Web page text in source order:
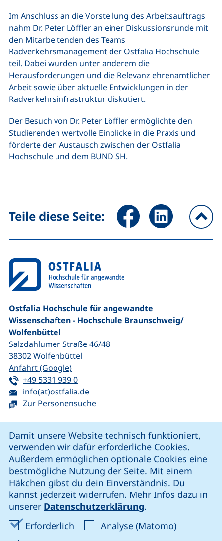
Damit unsere Website technisch funktioniert,
verwenden wir dafür erforderliche Cookies.
Außerdem ermöglichen optionale Cookies eine
bestmögliche Nutzung der Seite. Mit einem
Häkchen gibst du dein Einverständnis. Du
kannst jederzeit widerrufen. Mehr Infos dazu in
unserer Datenschutzerklärung.
Erforderlich Erforderliche Cookies akzeptieren
Analyse (Matomo)Analyse-
Im Anschluss an die Vorstellung des Arbeitsauftrags
nahm Dr. Peter Löffler an einer Diskussionsrunde mit
den Mitarbeitenden des Teams
Radverkehrsmanagement der Ostfalia Hochschule
teil. Dabei wurden unter anderem die
Herausforderungen und die Relevanz ehrenamtlicher
Arbeit sowie über aktuelle Entwicklungen in der
Radverkehrsinfrastruktur diskutiert.
Der Besuch von Dr. Peter Löffler ermöglichte den
Studierenden wertvolle Einblicke in die Praxis und
förderte den Austausch zwischen der Ostfalia
Hochschule und dem BUND SH.
Teile diese Seite: Seite über Facebook teilen
Seite über
Ostfalia Hochschule für angewandte
Wissenschaften - Hochschule Braunschweig/​
Wolfenbüttel
Salzdahlumer Straße 46/48
38302Wolfenbüttel
Anfahrt (Google)(externer Link, öffnet neues Fenster)
Tel:
+49 5331 939 0(startet einen Telefonanruf, wenn Ihr
E-Mail:
info(at)ostfalia.de(öffnet Ihr E-Mail-Programm)
Zur Personensuche
unsere Facebook-Seite (externer Link, öffnet neues
unsere LinkedIn-Seite (externer Link, öffnet
unsere Instagram-Seite (externer Link,
unsere YouTube-Seite (externer
Cookie-Einstellungen
Impressum
Datenschutz